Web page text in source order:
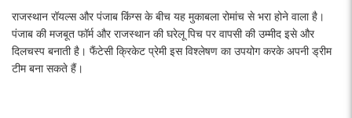
राजस्थान रॉयल्स और पंजाब किंग्स के बीच यह मुकाबला रोमांच से भरा होने वाला है।
पंजाब की मजबूत फॉर्म और राजस्थान की घरेलू पिच पर वापसी की उम्मीद इसे और
दिलचस्प बनाती है। फैंटेसी क्रिकेट प्रेमी इस विश्लेषण का उपयोग करके अपनी ड्रीम
टीम बना सकते हैं।